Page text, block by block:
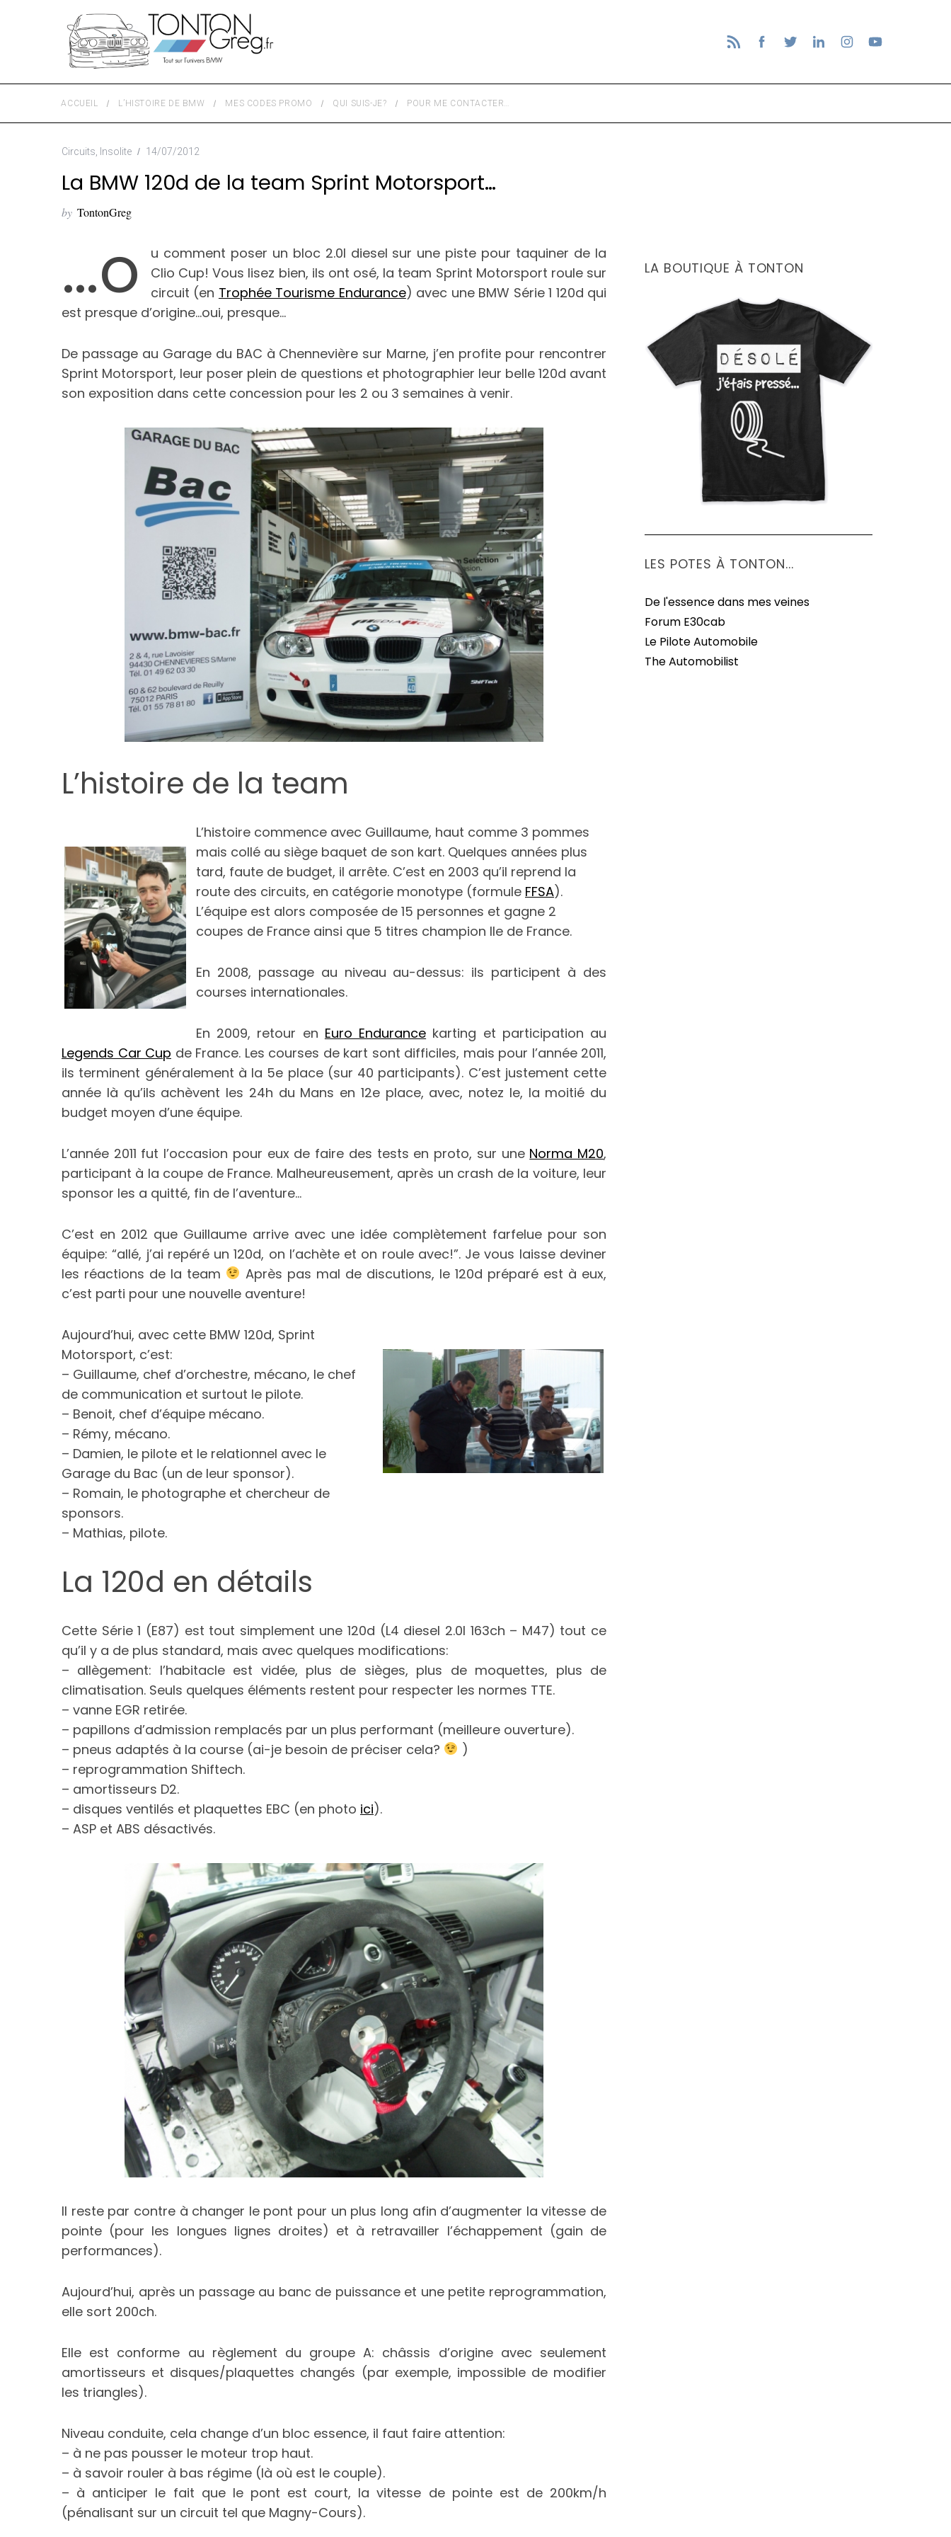
ACCUEIL L’HISTOIRE DE BMW MES CODES PROMO QUI SUIS-JE? POUR ME CONTACTER…
Circuits Insolite 14/07/2012
La BMW 120d de la team Sprint Motorsport…
by TontonGreg
…o
u comment poser un bloc 2.0l diesel sur une piste pour taquiner de la
Clio Cup! Vous lisez bien, ils ont osé, la team Sprint Motorsport roule sur
circuit (en Trophée Tourisme Endurance) avec une BMW Série 1 120d qui
est presque d’origine…oui, presque…
De passage au Garage du BAC à Chennevière sur Marne, j’en profite pour rencontrer
Sprint Motorsport, leur poser plein de questions et photographier leur belle 120d avant
son exposition dans cette concession pour les 2 ou 3 semaines à venir.
L’histoire de la team
L’histoire commence avec Guillaume, haut comme 3 pommes
mais collé au siège baquet de son kart. Quelques années plus
tard, faute de budget, il arrête. C’est en 2003 qu’il reprend la
route des circuits, en catégorie monotype (formule FFSA).
L’équipe est alors composée de 15 personnes et gagne 2
coupes de France ainsi que 5 titres champion Ile de France.
En 2008, passage au niveau au-dessus: ils participent à des
courses internationales.
En 2009, retour en Euro Endurance karting et participation au
Legends Car Cup de France. Les courses de kart sont difficiles, mais pour l’année 2011,
ils terminent généralement à la 5e place (sur 40 participants). C’est justement cette
année là qu’ils achèvent les 24h du Mans en 12e place, avec, notez le, la moitié du
budget moyen d’une équipe.
L’année 2011 fut l’occasion pour eux de faire des tests en proto, sur une Norma M20,
participant à la coupe de France. Malheureusement, après un crash de la voiture, leur
sponsor les a quitté, fin de l’aventure…
C’est en 2012 que Guillaume arrive avec une idée complètement farfelue pour son
équipe: “allé, j’ai repéré un 120d, on l’achète et on roule avec!”. Je vous laisse deviner
les réactions de la team
Après pas mal de discutions, le 120d préparé est à eux,
c’est parti pour une nouvelle aventure!
Aujourd’hui, avec cette BMW 120d, Sprint
Motorsport, c’est:
– Guillaume, chef d’orchestre, mécano, le chef
de communication et surtout le pilote.
– Benoit, chef d’équipe mécano.
– Rémy, mécano.
– Damien, le pilote et le relationnel avec le
Garage du Bac (un de leur sponsor).
– Romain, le photographe et chercheur de
sponsors.
– Mathias, pilote.
La 120d en détails
Cette Série 1 (E87) est tout simplement une 120d (L4 diesel 2.0l 163ch – M47) tout ce
qu’il y a de plus standard, mais avec quelques modifications:
– allègement: l’habitacle est vidée, plus de sièges, plus de moquettes, plus de
climatisation. Seuls quelques éléments restent pour respecter les normes TTE.
– vanne EGR retirée.
– papillons d’admission remplacés par un plus performant (meilleure ouverture).
– pneus adaptés à la course (ai-je besoin de préciser cela?
)
– reprogrammation Shiftech.
– amortisseurs D2.
– disques ventilés et plaquettes EBC (en photo ici).
– ASP et ABS désactivés.
Il reste par contre à changer le pont pour un plus long afin d’augmenter la vitesse de
pointe (pour les longues lignes droites) et à retravailler l’échappement (gain de
performances).
Aujourd’hui, après un passage au banc de puissance et une petite reprogrammation,
elle sort 200ch.
Elle est conforme au règlement du groupe A: châssis d’origine avec seulement
amortisseurs et disques/plaquettes changés (par exemple, impossible de modifier
les triangles).
Niveau conduite, cela change d’un bloc essence, il faut faire attention:
– à ne pas pousser le moteur trop haut.
– à savoir rouler à bas régime (là où est le couple).
– à anticiper le fait que le pont est court, la vitesse de pointe est de 200km/h
(pénalisant sur un circuit tel que Magny-Cours).
LA BOUTIQUE À TONTON
LES POTES À TONTON...
De l'essence dans mes veines
Forum E30cab
Le Pilote Automobile
The Automobilist
S
e
a
c
h
f
o
: